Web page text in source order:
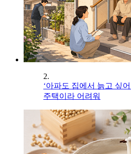
2.
‘아파도 집에서 늙고 싶
주택이라 어려워